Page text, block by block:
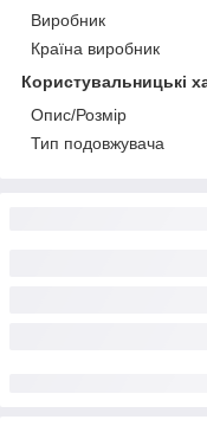
Виробник
Країна виробник
Користувальницькі
Опис/Розмір
Тип подовжувача